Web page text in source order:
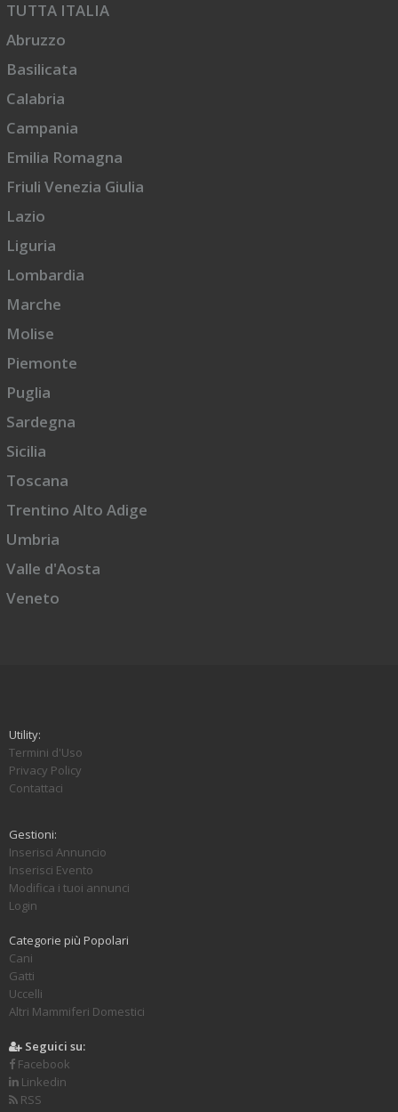
TUTTA ITALIA
Abruzzo
Basilicata
Calabria
Campania
Emilia Romagna
Friuli Venezia Giulia
Lazio
Liguria
Lombardia
Marche
Molise
Piemonte
Puglia
Sardegna
Sicilia
Toscana
Trentino Alto Adige
Umbria
Valle d'Aosta
Veneto
Utility:
Termini d'Uso
Privacy Policy
Contattaci
Gestioni:
Inserisci Annuncio
Inserisci Evento
Modifica i tuoi annunci
Login
Categorie più Popolari
Cani
Gatti
Uccelli
Altri Mammiferi Domestici
Seguici su:
Facebook
Linkedin
RSS